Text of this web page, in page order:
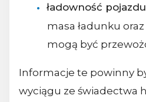
ładowność pojazdu
masa ładunku
mogą być
Informacje te powinny
wyciągu ze świadectwa